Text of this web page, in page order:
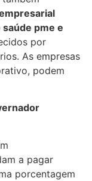
pme e
por
As empresas
podem
a pagar
porcentagem